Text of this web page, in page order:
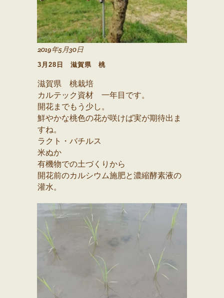
2019年5月30日
3月28日 滋賀県 桃
滋賀県 桃栽培
カルテック資材 一年目です。
開花までもう少し。
鮮やかな桃色の花が咲けば実が期待出ま
すね。
ラクト・バチルス
米ぬか
有機物での土づくりから
開花前のカルシウム施肥と濃縮酵素液の
灌水。